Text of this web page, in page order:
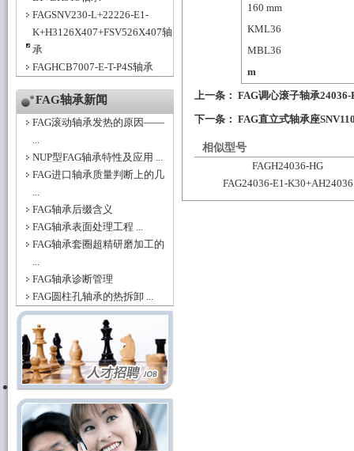
FAGSNV230-L+22226-E1-
K+H3126X407+FSV526X407轴
承
FAGHCB7007-E-T-P4S轴承
FAG轴承新闻
FAG滚动轴承发热的原因——
...
NUP型FAG轴承特性及应用 ...
FAG进口轴承质量判断上的几
...
FAG轴承后缀含义
FAG轴承表面处理工程 ...
FAG轴承套圈超精研磨加工的
...
FAG轴承诊断管理
FAG圆柱孔轴承的热拆卸 ...
160 mm
KML36
MBL36
m
上一条： FAG调心滚子轴承
下一条： FAG直立式轴承座
相似型号
FAGH24036-HG
FAG24036-E1-K30+AH24036